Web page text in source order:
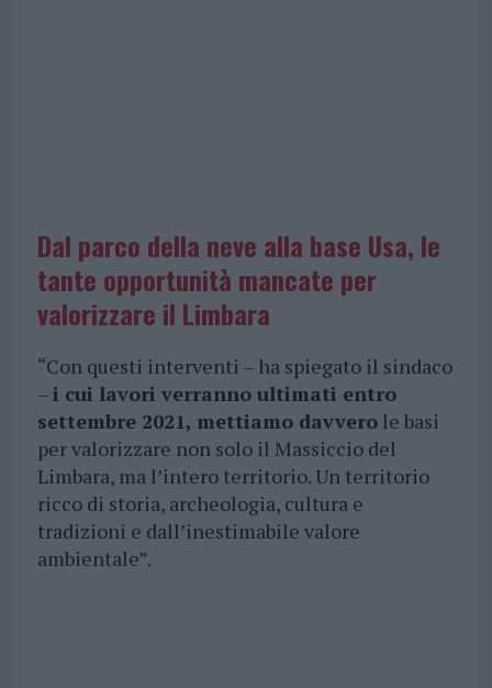
Dal parco della neve alla base Usa, le
tante opportunità mancate per
valorizzare il Limbara
“Con questi interventi – ha spiegato il sindaco
–i cui lavori verranno ultimati entro
settembre 2021, mettiamo davverole basi
per valorizzare non solo il Massiccio del
Limbara, ma l’intero territorio. Un territorio
ricco di storia, archeologia, cultura e
tradizioni e dall’inestimabile valore
ambientale”.